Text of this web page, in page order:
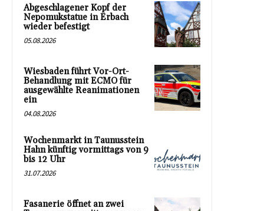
Abgeschlagener Kopf der
Nepomukstatue in Erbach
wieder befestigt
05.08.2026
Wiesbaden führt Vor-Ort-
Behandlung mit ECMO für
ausgewählte Reanimationen
ein
04.08.2026
Wochenmarkt in Taunusstein
Hahn künftig vormittags von 9
bis 12 Uhr
31.07.2026
Fasanerie öffnet an zwei